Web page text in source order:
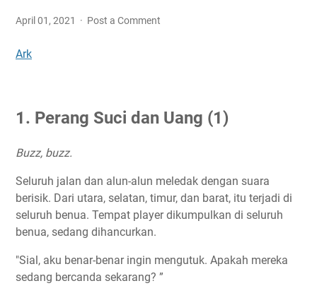
April 01, 2021 Post a Comment
Ark
1. Perang Suci dan Uang (1)
Buzz, buzz.
Seluruh jalan dan alun-alun meledak dengan suara
berisik. Dari utara, selatan, timur, dan barat, itu terjadi di
seluruh benua. Tempat player dikumpulkan di seluruh
benua, sedang dihancurkan.
"Sial, aku benar-benar ingin mengutuk. Apakah mereka
sedang bercanda sekarang? ”